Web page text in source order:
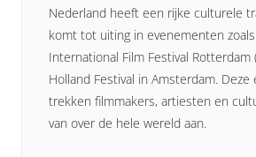
Nederland heeft een rijke culturele
komt tot uiting in evenementen
International Film Festival Rotterdam
Holland Festival in Amsterdam.
trekken filmmakers, artiesten en
van over de hele wereld aan.